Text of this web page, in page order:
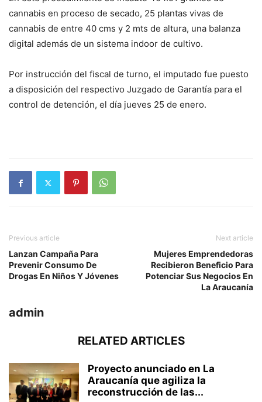
cannabis en proceso de secado, 25 plantas vivas de
cannabis de entre 40 cms y 2 mts de altura, una balanza
digital además de un sistema indoor de cultivo.
Por instrucción del fiscal de turno, el imputado fue puesto
a disposición del respectivo Juzgado de Garantía para el
control de detención, el día jueves 25 de enero.
Previous article
Lanzan Campaña Para
Prevenir Consumo De
Drogas En Niños Y Jóvenes
Next article
Mujeres Emprendedoras
Recibieron Beneficio Para
Potenciar Sus Negocios En
La Araucanía
admin
RELATED ARTICLES
Proyecto anunciado en La
Araucanía que agiliza la
reconstrucción de las...